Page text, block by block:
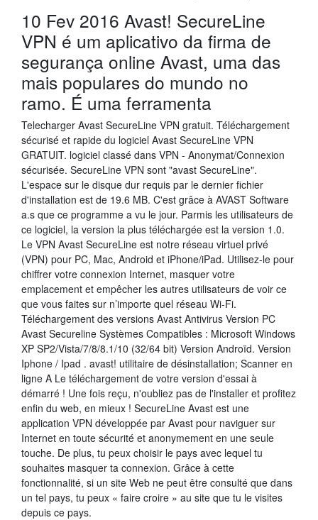
10 Fev 2016 Avast! SecureLine
VPN é um aplicativo da firma de
segurança online Avast, uma das
mais populares do mundo no
ramo. É uma ferramenta
Telecharger Avast SecureLine VPN gratuit. Téléchargement
sécurisé et rapide du logiciel Avast SecureLine VPN
GRATUIT. logiciel classé dans VPN - Anonymat/Connexion
sécurisée. SecureLine VPN sont "avast SecureLine".
L'espace sur le disque dur requis par le dernier fichier
d'installation est de 19.6 MB. C'est grâce à AVAST Software
a.s que ce programme a vu le jour. Parmis les utilisateurs de
ce logiciel, la version la plus téléchargée est la version 1.0.
Le VPN Avast SecureLine est notre réseau virtuel privé
(VPN) pour PC, Mac, Android et iPhone/iPad. Utilisez-le pour
chiffrer votre connexion Internet, masquer votre
emplacement et empêcher les autres utilisateurs de voir ce
que vous faites sur n’importe quel réseau Wi-Fi.
Téléchargement des versions Avast Antivirus Version PC
Avast Secureline Systèmes Compatibles : Microsoft Windows
XP SP2/Vista/7/8/8.1/10 (32/64 bit) Version Androïd. Version
Iphone / Ipad . avast! utilitaire de désinstallation; Scanner en
ligne A Le téléchargement de votre version d'essai à
démarré ! Une fois reçu, n'oubliez pas de l'installer et profitez
enfin du web, en mieux ! SecureLine Avast est une
application VPN développée par Avast pour naviguer sur
Internet en toute sécurité et anonymement en une seule
touche. De plus, tu peux choisir le pays avec lequel tu
souhaites masquer ta connexion. Grâce à cette
fonctionnalité, si un site Web ne peut être consulté que dans
un tel pays, tu peux « faire croire » au site que tu le visites
depuis ce pays.